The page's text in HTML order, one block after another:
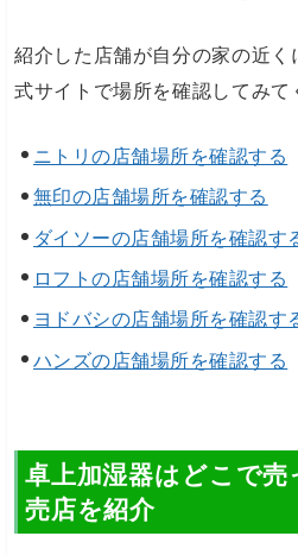
紹介した店舗が自分の家の近
式サイトで場所を確認してみて
ニトリの店舗場所を確認する
無印の店舗場所を確認する
ダイソーの店舗場所を確認す
ロフトの店舗場所を確認する
ヨドバシの店舗場所を確認す
ハンズの店舗場所を確認する
卓上加湿器はどこで
売店を紹介